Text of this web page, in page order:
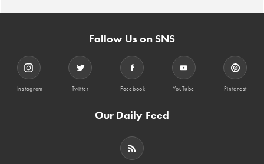
Follow Us on SNS
Instagram Twitter Facebook YouTube Pinterest
Our Daily Feed